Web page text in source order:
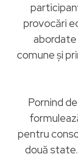
provocări
comune și
Pornind
pentru
două